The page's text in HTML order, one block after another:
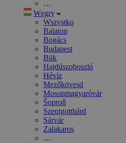
…
Węgry
Wszystko
Balaton
Bogács
Budapest
Bük
Hajdúszoboszló
Hévíz
Mezőkövesd
Mosonmagyaróvár
Šoproň
Szentgotthárd
Sárvár
Zalakaros
…